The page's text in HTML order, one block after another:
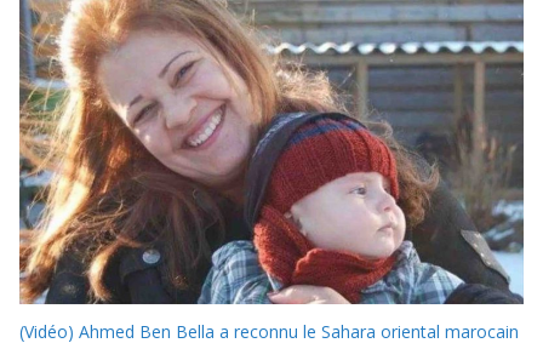
(Vidéo) Ahmed Ben Bella a reconnu le Sahara oriental marocain